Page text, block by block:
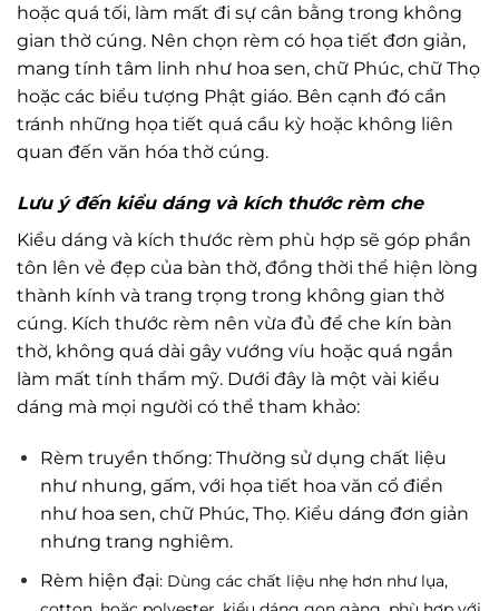
hoặc quá tối, làm mất đi sự cân bằng trong không
gian thờ cúng. Nên chọn rèm có họa tiết đơn giản,
mang tính tâm linh như hoa sen, chữ Phúc, chữ Thọ
hoặc các biểu tượng Phật giáo. Bên cạnh đó cần
tránh những họa tiết quá cầu kỳ hoặc không liên
quan đến văn hóa thờ cúng.
Lưu ý đến kiểu dáng và kích thước rèm che
Kiểu dáng và kích thước rèm phù hợp sẽ góp phần
tôn lên vẻ đẹp của bàn thờ, đồng thời thể hiện lòng
thành kính và trang trọng trong không gian thờ
cúng. Kích thước rèm nên vừa đủ để che kín bàn
thờ, không quá dài gây vướng víu hoặc quá ngắn
làm mất tính thẩm mỹ. Dưới đây là một vài kiểu
dáng mà mọi người có thể tham khảo:
Rèm truyền thống: Thường sử dụng chất liệu
như nhung, gấm, với họa tiết hoa văn cổ điển
như hoa sen, chữ Phúc, Thọ. Kiểu dáng đơn giản
nhưng trang nghiêm.
Rèm hiện đại: Dùng các chất liệu nhẹ hơn như lụa,